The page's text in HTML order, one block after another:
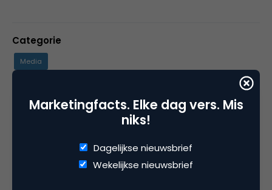
Categorie
Media
Tags
social media marketing
Marketingfacts. Elke dag vers. Mis
niks!
Dagelijkse nieuwsbrief
Wekelijkse nieuwsbrief